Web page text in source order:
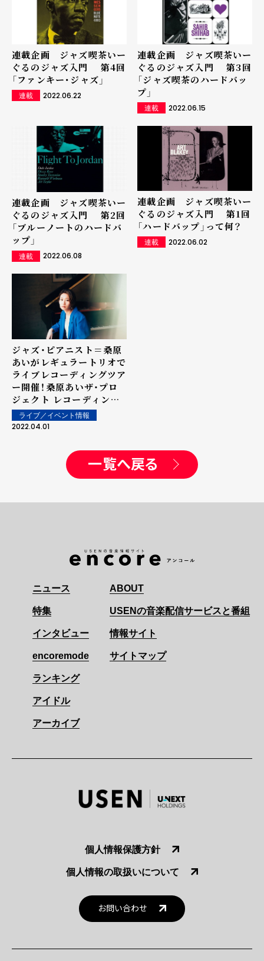
連載企画 ジャズ喫茶いー
ぐるのジャズ入門 第4回
「ファンキー･ジャズ」
連載 2022.06.22
連載企画 ジャズ喫茶いー
ぐるのジャズ入門 第3回
「ジャズ喫茶のハードバッ
プ」
連載 2022.06.15
連載企画 ジャズ喫茶いー
ぐるのジャズ入門 第2回
「ブルーノートのハードバ
ップ」
連載 2022.06.08
連載企画 ジャズ喫茶いー
ぐるのジャズ入門 第1回
「ハードバップ」って何？
連載 2022.06.02
ジャズ・ピアニスト＝桑原
あいがレギュラートリオで
ライブレコーディングツア
ー開催！――桑原あいザ・プロ
ジェクト レコーディング
ツアー2022 「ザ・ライブ・
テイクス」
ライブ／イベント情報
2022.04.01
一覧へ戻る
ニュース
特集
インタビュー
encoremode
ランキング
アイドル
アーカイブ
ABOUT
USENの音楽配信サービスと番組
情報サイト
サイトマップ
個人情報保護方針
個人情報の取扱いについて
お問い合わせ